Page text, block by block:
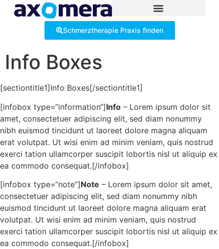
springen
Schmerztherapie Praxis finden
Info Boxes
[sectiontitle1]Info Boxes[/sectiontitle1]
[infobox type=“information“]Info – Lorem ipsum dolor sit
amet, consectetuer adipiscing elit, sed diam nonummy
nibh euismod tincidunt ut laoreet dolore magna aliquam
erat volutpat. Ut wisi enim ad minim veniam, quis nostrud
exerci tation ullamcorper suscipit lobortis nisl ut aliquip ex
ea commodo consequat.[/infobox]
[infobox type=“note“]Note – Lorem ipsum dolor sit amet,
consectetuer adipiscing elit, sed diam nonummy nibh
euismod tincidunt ut laoreet dolore magna aliquam erat
volutpat. Ut wisi enim ad minim veniam, quis nostrud
exerci tation ullamcorper suscipit lobortis nisl ut aliquip ex
ea commodo consequat.[/infobox]